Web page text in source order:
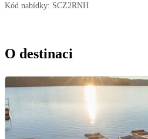
Kód nabídky: SCZ2RNH
O destinaci